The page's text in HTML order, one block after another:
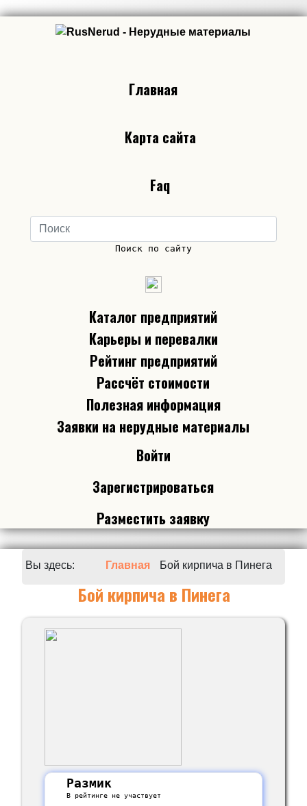
Главная
Карта сайта
Faq
Поиск по сайту
Каталог предприятий
Карьеры и перевалки
Рейтинг предприятий
Рассчёт стоимости
Полезная информация
Заявки на нерудные материалы
Войти
Зарегистрироваться
Разместить заявку
Вы здесь: Главная Бой кирпича в Пинега
Бой кирпича в Пинега
Размик
В рейтинге не участвует